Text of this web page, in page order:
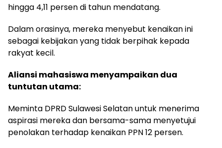
hingga 4,11 persen di tahun mendatang.
Dalam orasinya, mereka menyebut kenaikan ini
sebagai kebijakan yang tidak berpihak kepada
rakyat kecil.
Aliansi mahasiswa menyampaikan dua
tuntutan utama:
Meminta DPRD Sulawesi Selatan untuk menerima
aspirasi mereka dan bersama-sama menyetujui
penolakan terhadap kenaikan PPN 12 persen.